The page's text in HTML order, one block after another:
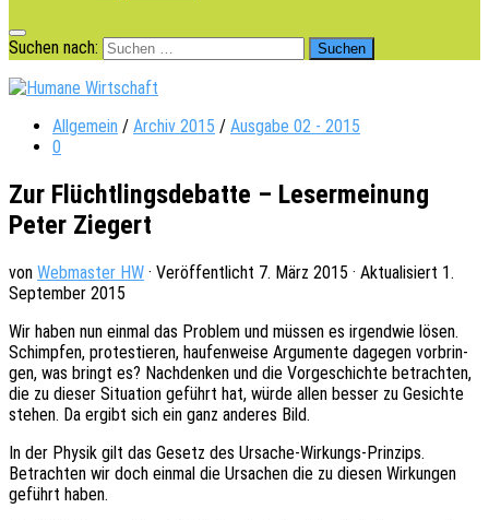
Suchen nach:
Allgemein / Archiv 2015 / Ausgabe 02 - 2015
0
Zur Flüchtlingsdebatte – Lesermeinung
Peter Ziegert
von Webmaster HW · Veröffentlicht 7. März 2015 · Aktualisiert 1.
September 2015
Wir haben nun einmal das Problem und müssen es irgend­wie lösen.
Schimp­fen, protes­tie­ren, haufen­wei­se Argu­men­te dage­gen vorbrin­
gen, was bringt es? Nach­den­ken und die Vorge­schich­te betrach­ten,
die zu dieser Situa­ti­on geführt hat, würde allen besser zu Gesich­te
stehen. Da ergibt sich ein ganz ande­res Bild.
In der Physik gilt das Gesetz des Ursa­che-Wirkungs-Prin­zips.
Betrach­ten wir doch einmal die Ursa­chen die zu diesen Wirkun­gen
geführt haben.